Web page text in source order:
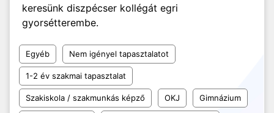
keresünk diszpécser kollégát egri
gyorsétterembe.
Egyéb Nem igényel tapasztalatot
1-2 év szakmai tapasztalat
Szakiskola / szakmunkás képző OKJ Gimnázium